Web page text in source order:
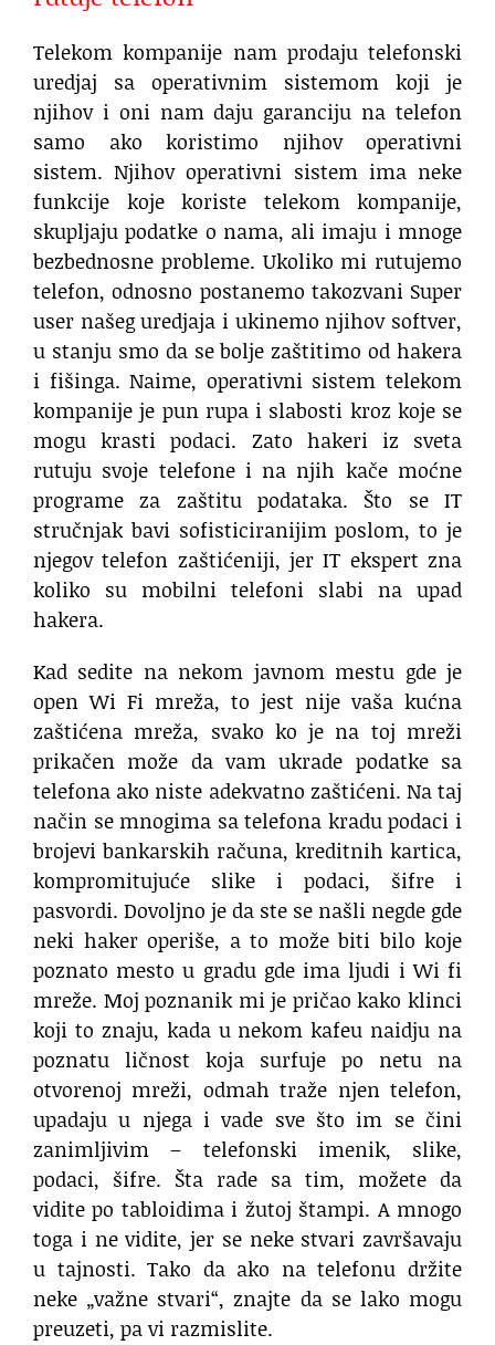
Telekom kompanije nam prodaju telefonski
uredjaj sa operativnim sistemom koji je
njihov i oni nam daju garanciju na telefon
samo ako koristimo njihov operativni
sistem. Njihov operativni sistem ima neke
funkcije koje koriste telekom kompanije,
skupljaju podatke o nama, ali imaju i mnoge
bezbednosne probleme. Ukoliko mi rutujemo
telefon, odnosno postanemo takozvani Super
user našeg uredjaja i ukinemo njihov softver,
u stanju smo da se bolje zaštitimo od hakera
i fišinga. Naime, operativni sistem telekom
kompanije je pun rupa i slabosti kroz koje se
mogu krasti podaci. Zato hakeri iz sveta
rutuju svoje telefone i na njih kače moćne
programe za zaštitu podataka. Što se IT
stručnjak bavi sofisticiranijim poslom, to je
njegov telefon zaštićeniji, jer IT ekspert zna
koliko su mobilni telefoni slabi na upad
hakera.
Kad sedite na nekom javnom mestu gde je
open Wi Fi mreža, to jest nije vaša kućna
zaštićena mreža, svako ko je na toj mreži
prikačen može da vam ukrade podatke sa
telefona ako niste adekvatno zaštićeni. Na taj
način se mnogima sa telefona kradu podaci i
brojevi bankarskih računa, kreditnih kartica,
kompromitujuće slike i podaci, šifre i
pasvordi. Dovoljno je da ste se našli negde gde
neki haker operiše, a to može biti bilo koje
poznato mesto u gradu gde ima ljudi i Wi fi
mreže. Moj poznanik mi je pričao kako klinci
koji to znaju, kada u nekom kafeu naidju na
poznatu ličnost koja surfuje po netu na
otvorenoj mreži, odmah traže njen telefon,
upadaju u njega i vade sve što im se čini
zanimljivim – telefonski imenik, slike,
podaci, šifre. Šta rade sa tim, možete da
vidite po tabloidima i žutoj štampi. A mnogo
toga i ne vidite, jer se neke stvari završavaju
u tajnosti. Tako da ako na telefonu držite
neke „važne stvari“, znajte da se lako mogu
preuzeti, pa vi razmislite.